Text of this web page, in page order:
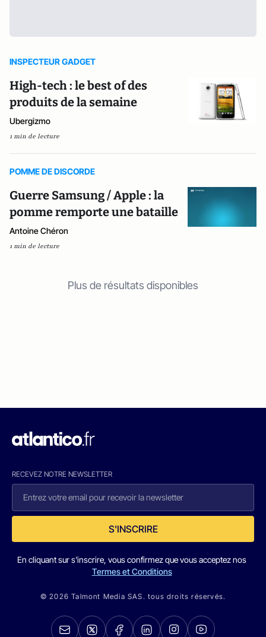
INSPECTEUR GADGET
High-tech : le best of des
produits de la semaine
Ubergizmo
1 min de lecture
POMME DE DISCORDE
Guerre Samsung / Apple : la
pomme remporte une bataille
Antoine Chéron
1 min de lecture
Plus de résultats disponibles
RECEVEZ NOTRE NEWSLETTER
S'INSCRIRE
En cliquant sur s'inscrire, vous confirmez que vous acceptez nos
Termes et Conditions
© 2026 Talmont Media SAS. tous droits réservés.